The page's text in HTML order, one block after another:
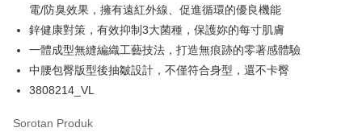
PXPay Plus
Plus PAY
AFTEE
pengesahan AFTEE akan muncul.
電/防臭效果，擁有遠紅外線、促進循環的優良機能
鋅健康對策，有效抑制3大菌種，保護妳的每寸肌膚
一體成型無縫編織工藝技法，打造無痕跡的零著感體驗
中腰包臀版型後抽皺設計，不僅符合身型，還不卡臀
3808214_VL
Sorotan Produk